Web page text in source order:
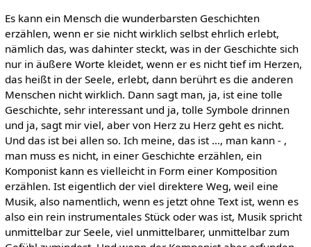
Es kann ein Mensch die wunderbarsten Geschichten
erzählen, wenn er sie nicht wirklich selbst ehrlich erlebt,
nämlich das, was dahinter steckt, was in der Geschichte sich
nur in äußere Worte kleidet, wenn er es nicht tief im Herzen,
das heißt in der Seele, erlebt, dann berührt es die anderen
Menschen nicht wirklich. Dann sagt man, ja, ist eine tolle
Geschichte, sehr interessant und ja, tolle Symbole drinnen
und ja, sagt mir viel, aber von Herz zu Herz geht es nicht.
Und das ist bei allen so. Ich meine, das ist ..., man kann - ,
man muss es nicht, in einer Geschichte erzählen, ein
Komponist kann es vielleicht in Form einer Komposition
erzählen. Ist eigentlich der viel direktere Weg, weil eine
Musik, also namentlich, wenn es jetzt ohne Text ist, wenn es
also ein rein instrumentales Stück oder was ist, Musik spricht
unmittelbar zur Seele, viel unmittelbarer, unmittelbar zum